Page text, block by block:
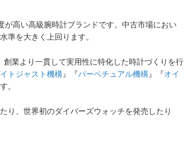
高い高級腕時計ブランドです。中古市場におい
準を大きく上回ります。
業より一貫して実用性に特化した時計づくりを行
トジャスト機構 』『パーペチュアル機構 』『オイ
。
り、世界初のダイバーズウォッチを発売したり